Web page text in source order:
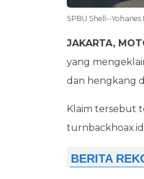
SPBU Shell--
JAKARTA,
yang
dan hengkang
Klaim tersebut